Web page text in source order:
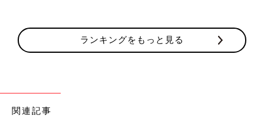
ランキングをもっと見る
関連記事